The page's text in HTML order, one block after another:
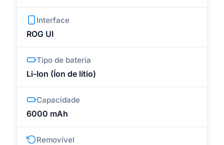
Interface
ROG UI
Tipo de bateria
Li-Ion (Íon de lítio)
Capacidade
6000 mAh
Removível